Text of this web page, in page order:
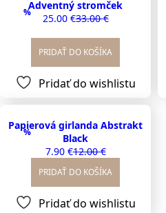
%
Adventný stromček
33.00€
Original
price
was:
25.00 €Current
price
is:
PRIDAŤ DO KOŠÍKA
Pridať do wishlistu
%
Papierová girlanda Abstrakt
Black
12.00€
Original
price
7.90 €Current
price
PRIDAŤ DO KOŠÍKA
Pridať do wishlistu